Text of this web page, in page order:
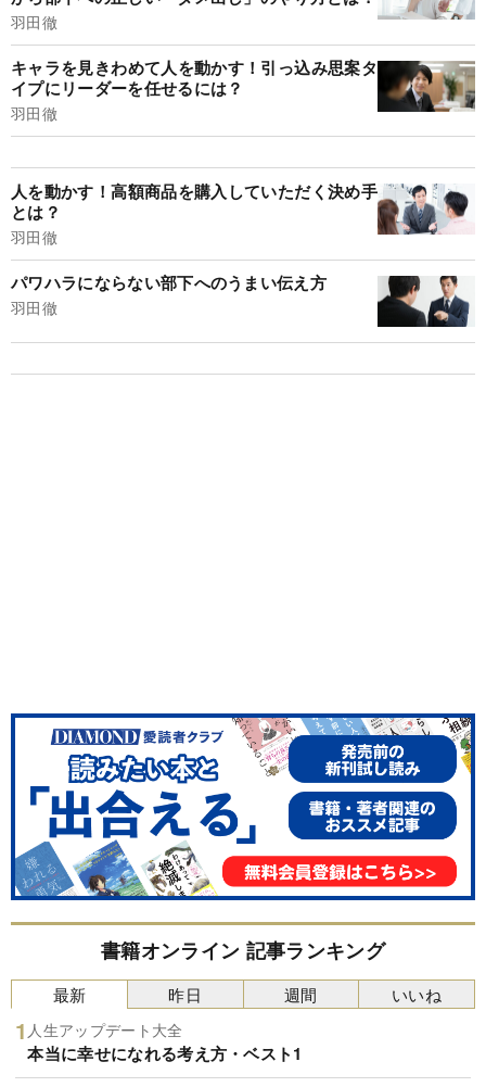
羽田徹
キャラを見きわめて人を動かす！引っ込み思案タ
イプにリーダーを任せるには？
羽田徹
人を動かす！高額商品を購入していただく決め手
とは？
羽田徹
パワハラにならない部下へのうまい伝え方
羽田徹
書籍オンライン 記事ランキング
最新
人生アップデート大全
本当に幸せになれる考え方・ベスト1
昨日 週間 いいね